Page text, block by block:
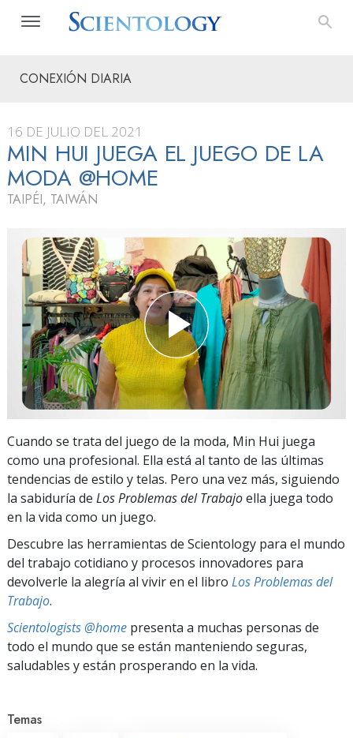
CONEXIÓN DIARIA
16 DE JULIO DEL 2021
MIN HUI JUEGA EL JUEGO DE LA
MODA @HOME
TAIPÉI, TAIWÁN
Cuando se trata del juego de la moda, Min Hui juega
como una profesional. Ella está al tanto de las últimas
tendencias de estilo y telas. Pero una vez más, siguiendo
la sabiduría de Los Problemas del Trabajoella juega todo
en la vida como un juego.
Descubre las herramientas de Scientology para el mundo
del trabajo cotidiano y procesos innovadores para
devolverle la alegría al vivir en el libro Los Problemas del
Trabajo.
Scientologists @home presenta a muchas personas de
todo el mundo que se están manteniendo seguras,
saludables y están prosperando en la vida.
Temas